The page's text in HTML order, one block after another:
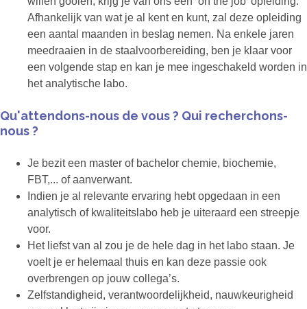
Afhankelijk van wat je al kent en kunt, zal deze opleiding
een aantal maanden in beslag nemen. Na enkele jaren
meedraaien in de staalvoorbereiding, ben je klaar voor
een volgende stap en kan je mee ingeschakeld worden in
het analytische labo.
Qu'attendons-nous de vous ? Qui recherchons-
nous ?
Je bezit een master of bachelor chemie, biochemie,
FBT,... of aanverwant.
Indien je al relevante ervaring hebt opgedaan in een
analytisch of kwaliteitslabo heb je uiteraard een streepje
voor.
Het liefst van al zou je de hele dag in het labo staan. Je
voelt je er helemaal thuis en kan deze passie ook
overbrengen op jouw collega’s.
Zelfstandigheid, verantwoordelijkheid, nauwkeurigheid